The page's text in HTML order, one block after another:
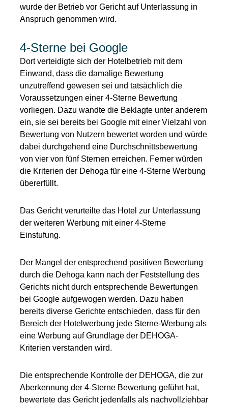
wurde der Betrieb vor Gericht auf Unterlassung in
Anspruch genommen wird.
4-Sterne bei Google
Dort verteidigte sich der Hotelbetrieb mit dem
Einwand, dass die damalige Bewertung
unzutreffend gewesen sei und tatsächlich die
Voraussetzungen einer 4-Sterne Bewertung
vorliegen. Dazu wandte die Beklagte unter anderem
ein, sie sei bereits bei Google mit einer Vielzahl von
Bewertung von Nutzern bewertet worden und würde
dabei durchgehend eine Durchschnittsbewertung
von vier von fünf Sternen erreichen. Ferner würden
die Kriterien der Dehoga für eine 4-Sterne Werbung
übererfüllt.
Das Gericht verurteilte das Hotel zur Unterlassung
der weiteren Werbung mit einer 4-Sterne
Einstufung.
Der Mangel der entsprechend positiven Bewertung
durch die Dehoga kann nach der Feststellung des
Gerichts nicht durch entsprechende Bewertungen
bei Google aufgewogen werden. Dazu haben
bereits diverse Gerichte entschieden, dass für den
Bereich der Hotelwerbung jede Sterne-Werbung als
eine Werbung auf Grundlage der DEHOGA-
Kriterien verstanden wird.
Die entsprechende Kontrolle der DEHOGA, die zur
Aberkennung der 4-Sterne Bewertung geführt hat,
bewertete das Gericht jedenfalls als nachvollziehbar